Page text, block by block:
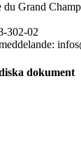
Grand
302-02
dokument